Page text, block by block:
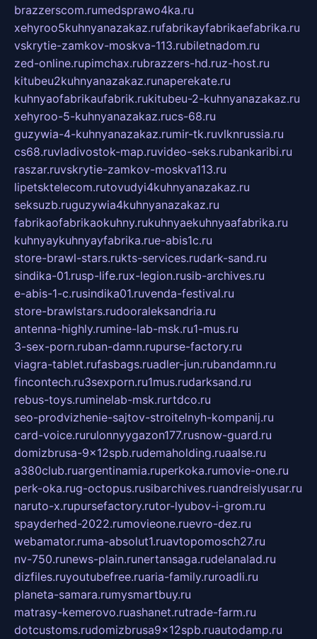
brazzerscom.rumedsprawo4ka.ru
xehyroo5kuhnyanazakaz.rufabrikayfabrikaefabrika.ru
vskrytie-zamkov-moskva-113.rubiletnadom.ru
zed-online.rupimchax.rubrazzers-hd.ruz-host.ru
kitubeu2kuhnyanazakaz.runaperekate.ru
kuhnyaofabrikaufabrik.rukitubeu-2-kuhnyanazakaz.ru
xehyroo-5-kuhnyanazakaz.rucs-68.ru
guzywia-4-kuhnyanazakaz.rumir-tk.ruvlknrussia.ru
cs68.ruvladivostok-map.ruvideo-seks.rubankaribi.ru
raszar.ruvskrytie-zamkov-moskva113.ru
lipetsktelecom.rutovudyi4kuhnyanazakaz.ru
seksuzb.ruguzywia4kuhnyanazakaz.ru
fabrikaofabrikaokuhny.rukuhnyaekuhnyaafabrika.ru
kuhnyaykuhnyayfabrika.rue-abis1c.ru
store-brawl-stars.rukts-services.rudark-sand.ru
sindika-01.rusp-life.rux-legion.rusib-archives.ru
e-abis-1-c.rusindika01.ruvenda-festival.ru
store-brawlstars.rudooraleksandria.ru
antenna-highly.rumine-lab-msk.ru1-mus.ru
3-sex-porn.ruban-damn.rupurse-factory.ru
viagra-tablet.rufasbags.ruadler-jun.rubandamn.ru
fincontech.ru3sexporn.ru1mus.rudarksand.ru
rebus-toys.ruminelab-msk.rurtdco.ru
seo-prodvizhenie-sajtov-stroitelnyh-kompanij.ru
card-voice.rurulonnyygazon177.rusnow-guard.ru
domizbrusa-9x12spb.rudemaholding.ruaalse.ru
a380club.ruargentinamia.ruperkoka.rumovie-one.ru
perk-oka.rug-octopus.rusibarchives.ruandreislyusar.ru
naruto-x.rupursefactory.rutor-lyubov-i-grom.ru
spayderhed-2022.rumovieone.ruevro-dez.ru
webamator.ruma-absolut1.ruavtopomosch27.ru
nv-750.runews-plain.runertansaga.rudelanalad.ru
dizfiles.ruyoutubefree.ruaria-family.ruroadli.ru
planeta-samara.rumysmartbuy.ru
matrasy-kemerovo.ruashanet.rutrade-farm.ru
dotcustoms.rudomizbrusa9x12spb.ruautodamp.ru